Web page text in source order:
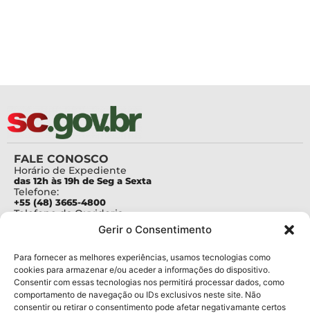
Gerir o Consentimento
Para fornecer as melhores experiências, usamos tecnologias como
cookies para armazenar e/ou aceder a informações do dispositivo.
Consentir com essas tecnologias nos permitirá processar dados, como
comportamento de navegação ou IDs exclusivos neste site. Não
consentir ou retirar o consentimento pode afetar negativamante certos
FALE CONOSCO
Horário de Expediente
das 12h às 19h de Seg a Sexta
Telefone:
+55 (48) 3665-4800
Telefone da Ouvidoria
Para assuntos relacionados à Pesquisa
pesquisa@fapesc.sc.gov.br
Para assuntos relacionados à Inovação
inovacao@fapesc.sc.gov.br
Para assuntos relacionados à Bolsas
bolsas@fapesc.sc.gov.br